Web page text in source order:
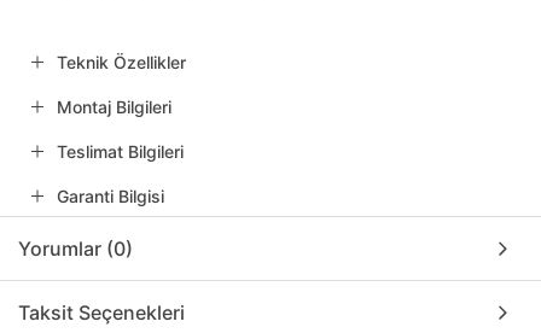
Teknik Özellikler
Montaj Bilgileri
Teslimat Bilgileri
Garanti Bilgisi
Yorumlar (0)
Taksit Seçenekleri